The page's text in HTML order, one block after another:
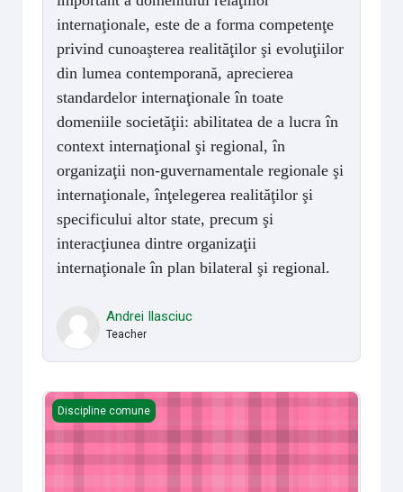
internaţionale, este de a forma competenţe
privind cunoaşterea realităţilor şi evoluţiilor
din lumea contemporană, aprecierea
standardelor internaţionale în toate
domeniile societăţii: abilitatea de a lucra în
context internaţional şi regional, în
organizaţii non-guvernamentale regionale şi
internaţionale, înţelegerea realităţilor şi
specificului altor state, precum şi
interacţiunea dintre organizaţii
internaţionale în plan bilateral şi regional.
Andrei Ilasciuc
Teacher
Strategii de cooperare în spațiul euroasiatic
Discipline comune